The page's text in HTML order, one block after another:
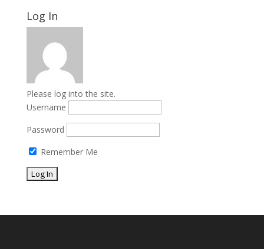
Log In
Please log into the site.
Username
Password
Remember Me